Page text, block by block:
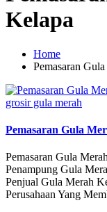
Kelapa
Home
Pemasaran
Posted
grosir gula merah
Pemasaran Gula
Pemasaran Gula
Penampung Gula
Penjual Gula Merah
Perusahaan Yang